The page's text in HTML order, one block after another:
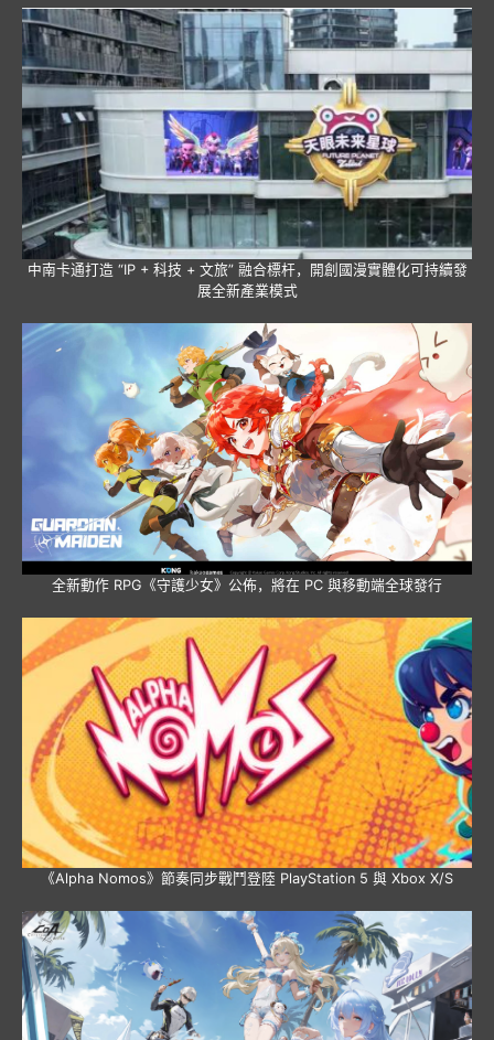
中南卡通打造 “IP + 科技 + 文旅” 融合標杆，開創國漫實體化可持續發
展全新產業模式
全新動作 RPG《守護少女》公佈，將在 PC 與移動端全球發行
《Alpha Nomos》節奏同步戰鬥登陸 PlayStation 5 與 Xbox X/S